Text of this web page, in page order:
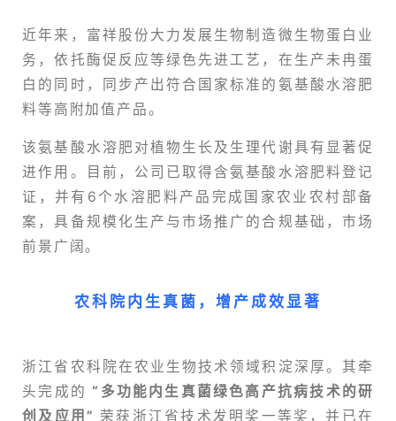
近年来，富祥股份大力发展生物制造 微生物蛋白业
务 ，依托酶促反应等绿色先进工艺，在生产未冉蛋
白的同时，同步产出符合国家标准的 氨基酸水溶肥
料等高附加值产品。
该氨基酸水溶肥对植物生长及生理代谢具有显著促
进作用。目前，公司已取得含氨基酸水溶肥料登记
证，并有6个水溶肥料产品完成国家农业农村部备
案，具备规模化生产与市场推广的合规基础，市场
前景广阔。
农科院内生真菌， 增产成效显著
浙江省农科院在农业生物技术领域积淀深厚。其牵
头完成的 “多功能内生真菌绿色高产抗病技术的研
创及应用” 荣获浙江省技术发明奖一等奖，并已在